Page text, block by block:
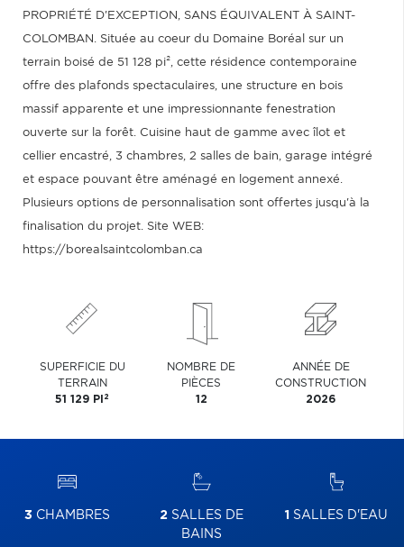
PROPRIÉTÉ D'EXCEPTION, SANS ÉQUIVALENT À SAINT-
COLOMBAN. Située au coeur du Domaine Boréal sur un
terrain boisé de 51 128 pi², cette résidence contemporaine
offre des plafonds spectaculaires, une structure en bois
massif apparente et une impressionnante fenestration
ouverte sur la forêt. Cuisine haut de gamme avec îlot et
cellier encastré, 3 chambres, 2 salles de bain, garage intégré
et espace pouvant être aménagé en logement annexé.
Plusieurs options de personnalisation sont offertes jusqu'à la
finalisation du projet. Site WEB:
https://borealsaintcolomban.ca
SUPERFICIE DU
TERRAIN
51 129 PI 2
NOMBRE DE
PIÈCES
12
ANNÉE DE
CONSTRUCTION
2026
3 CHAMBRES 2 SALLES DE
BAINS
1 SALLES D'EAU